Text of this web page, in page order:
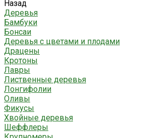
Назад
Деревья
Бамбуки
Бонсаи
Деревья с цветами и плодами
Драцены
Кротоны
Лавры
Лиственные деревья
Лонгифолии
Оливы
Фикусы
Хвойные деревья
Шеффлеры